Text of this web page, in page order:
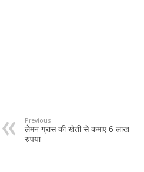
Previous
लेमन ग्रास की खेती से कमाए 6 लाख
रुपया